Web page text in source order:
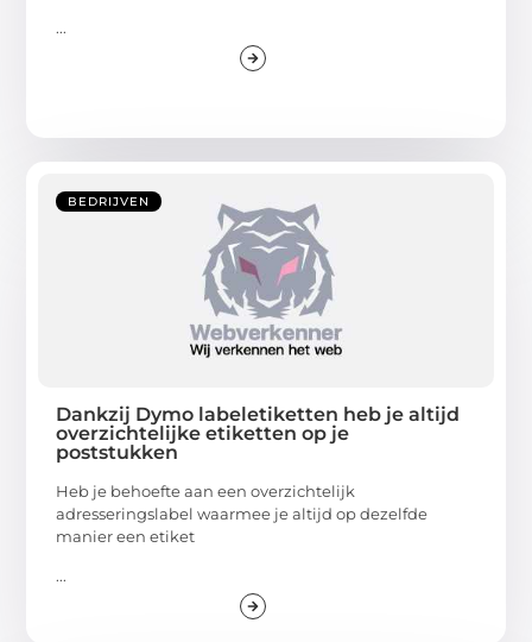
...
BEDRIJVEN
Dankzij Dymo labeletiketten heb je altijd
overzichtelijke etiketten op je
poststukken
Heb je behoefte aan een overzichtelijk
adresseringslabel waarmee je altijd op dezelfde
manier een etiket
...